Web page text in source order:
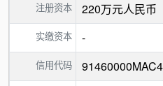
注册资本 220万元人民币
实缴资本 -
信用代码